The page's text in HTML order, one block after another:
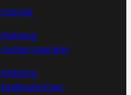
Cennik
Katalog
motoryzacyjny
Katalog
budownictwo